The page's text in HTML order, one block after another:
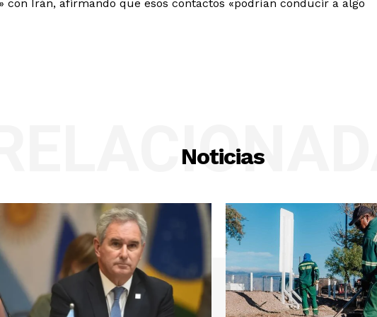
con Irán, afirmando que esos contactos «podrían conducir a algo
Noticias